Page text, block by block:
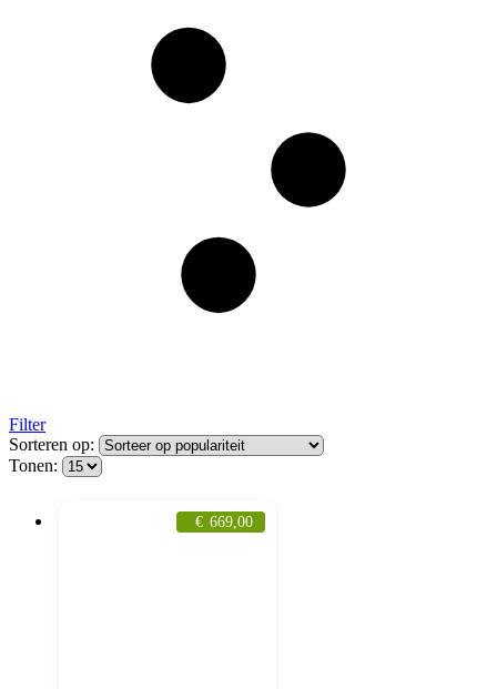
Filter
Sorteren op:
Tonen:
€ 669,00